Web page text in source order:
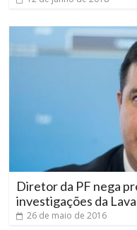
Diretor da PF nega
investigações da
26 de maio de 2016